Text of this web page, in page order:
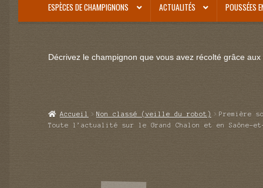
ESPÈCES DE CHAMPIGNONS ACTUALITÉS POUSSÉES
Décrivez le champignon que vous avez récolté grâce
Accueil Non classé (veille du robot)
Première
Toute l’actualité sur le Grand Chalon et en Saône-